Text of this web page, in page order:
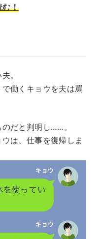
む！
。
働くキョウを夫は罵
だと判明し……。
は、仕事を復帰しま